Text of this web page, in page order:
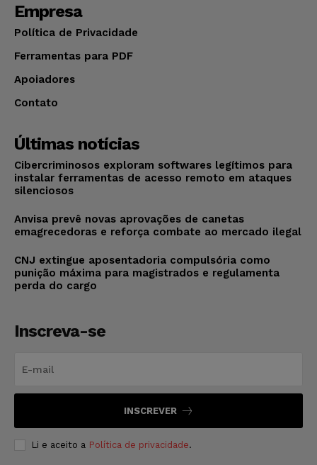
Empresa
Política de Privacidade
Ferramentas para PDF
Apoiadores
Contato
Últimas notícias
Cibercriminosos exploram softwares legítimos para
instalar ferramentas de acesso remoto em ataques
silenciosos
Anvisa prevê novas aprovações de canetas
emagrecedoras e reforça combate ao mercado ilegal
CNJ extingue aposentadoria compulsória como
punição máxima para magistrados e regulamenta
perda do cargo
Inscreva-se
INSCREVER
Li e aceito a Política de privacidade.